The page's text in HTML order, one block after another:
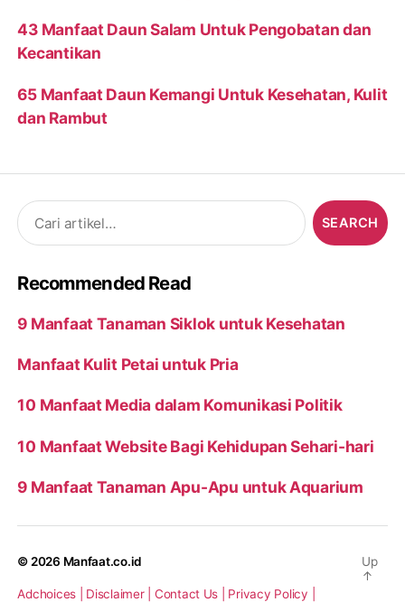
43 Manfaat Daun Salam Untuk Pengobatan dan
Kecantikan
65 Manfaat Daun Kemangi Untuk Kesehatan, Kulit
dan Rambut
Search
for:
Recommended Read
9 Manfaat Tanaman Siklok untuk Kesehatan
Manfaat Kulit Petai untuk Pria
10 Manfaat Media dalam Komunikasi Politik
10 Manfaat Website Bagi Kehidupan Sehari-hari
9 Manfaat Tanaman Apu-Apu untuk Aquarium
© 2026 Manfaat.co.id
Adchoices | Disclaimer | Contact Us | Privacy Policy |
Up
↑